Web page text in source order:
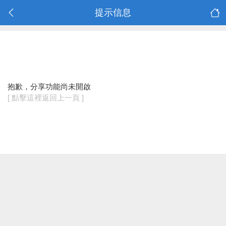
提示信息
抱歉，分享功能尚未開啟
[ 點擊這裡返回上一頁 ]